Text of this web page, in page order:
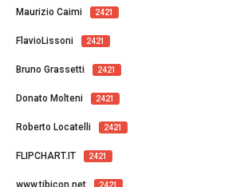
Maurizio Caimi 2421
FlavioLissoni 2421
Bruno Grassetti 2421
Donato Molteni 2421
Roberto Locatelli 2421
FLIPCHART.IT 2421
www.tibicon.net 2421